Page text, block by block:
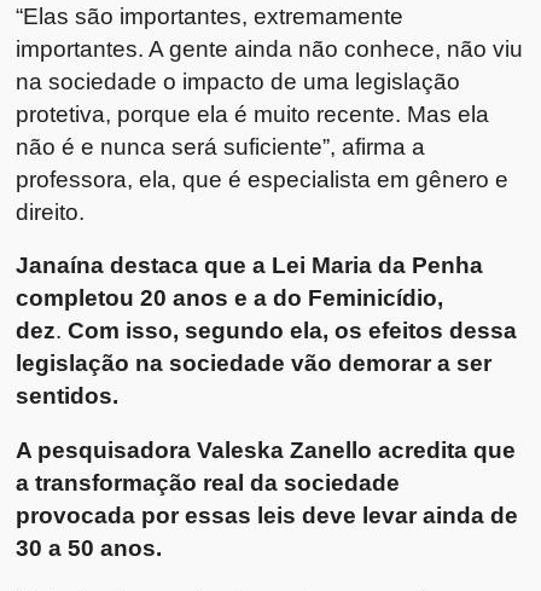
“Elas são importantes, extremamente
importantes. A gente ainda não conhece, não viu
na sociedade o impacto de uma legislação
protetiva, porque ela é muito recente. Mas ela
não é e nunca será suficiente”, afirma a
professora, ela, que é especialista em gênero e
direito.
Janaína destaca que a Lei Maria da Penha
completou 20 anos e a do Feminicídio,
dez.Com isso, segundo ela, os efeitos dessa
legislação na sociedade vão demorar a ser
sentidos.
A pesquisadora Valeska Zanello acredita que
a transformação real da sociedade
provocada por essas leis deve levar ainda de
30 a 50 anos.